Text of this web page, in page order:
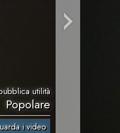
utilità
Popolare
i video